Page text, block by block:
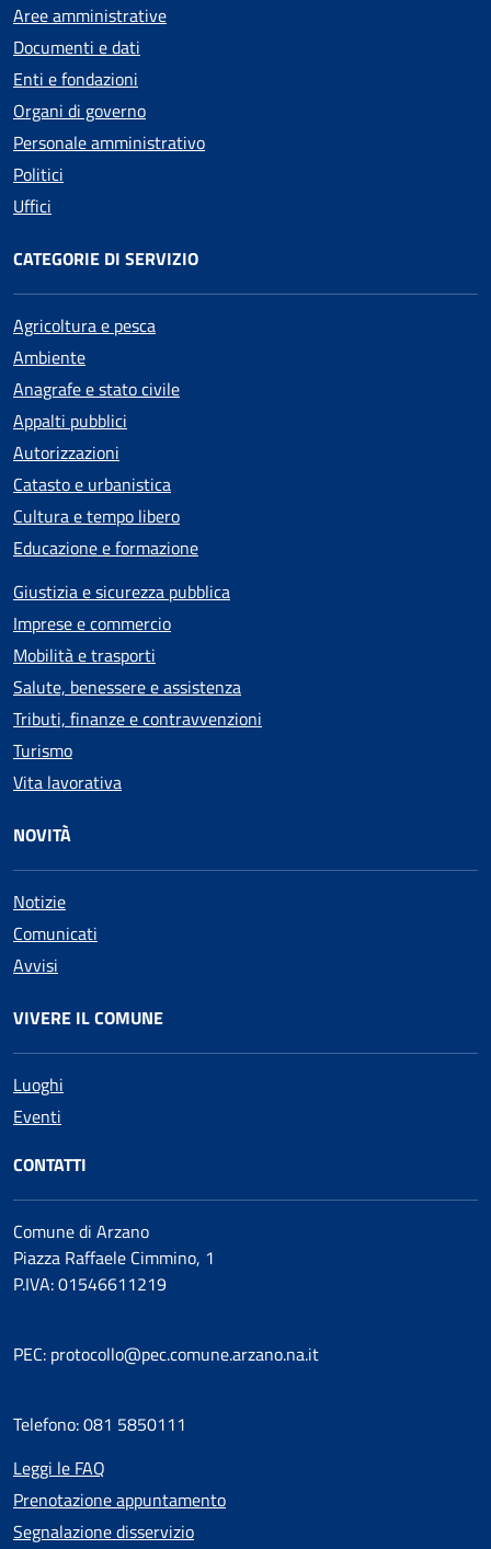
Aree amministrative
Documenti e dati
Enti e fondazioni
Organi di governo
Personale amministrativo
Politici
Uffici
CATEGORIE DI SERVIZIO
Agricoltura e pesca
Ambiente
Anagrafe e stato civile
Appalti pubblici
Autorizzazioni
Catasto e urbanistica
Cultura e tempo libero
Educazione e formazione
Giustizia e sicurezza pubblica
Imprese e commercio
Mobilità e trasporti
Salute, benessere e assistenza
Tributi, finanze e contravvenzioni
Turismo
Vita lavorativa
NOVITÀ
Notizie
Comunicati
Avvisi
VIVERE IL COMUNE
Luoghi
Eventi
CONTATTI
Comune di Arzano
Piazza Raffaele Cimmino, 1
P.IVA: 01546611219
PEC: protocollo@pec.comune.arzano.na.it
Telefono: 081 5850111
Leggi le FAQ
Prenotazione appuntamento
Segnalazione disservizio